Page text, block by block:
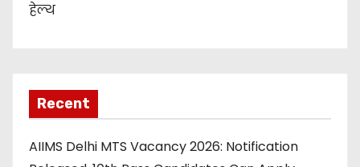
हेल्थ
Recent
AIIMS Delhi MTS Vacancy 2026: Notification